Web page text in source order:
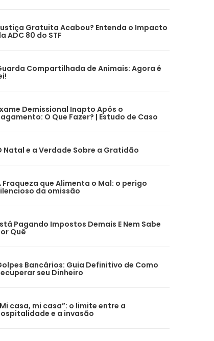
Gratuita Acabou? Entenda o Impacto
ADC 80 do STF
Compartilhada de Animais: Agora é
Demissional Inapto Após o
O Que Fazer? | Estudo de Caso
Natal e a Verdade Sobre a Gratidão
Fraqueza que Alimenta o Mal: o perigo
da omissão
Pagando Impostos Demais E Nem Sabe
Quê
Bancários: Guia Definitivo de Como
seu Dinheiro
casa, mi casa”: o limite entre a
e a invasão